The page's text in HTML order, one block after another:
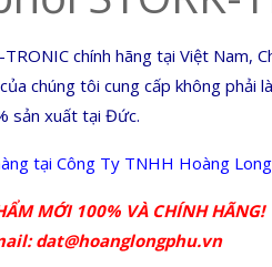
chính hãng tại Việt
chúng tôi cung cấp không
sản xuất tại Đức.
tại Công Ty TNHH Hoàng
MỚI 100% VÀ CHÍNH HÃNG!
dat@hoanglongphu.vn